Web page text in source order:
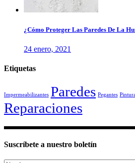
¿Cómo Proteger Las Paredes De La
24 enero, 2021
Etiquetas
Impermeabilizantes Paredes Pegantes
Reparaciones
Suscríbete a nuestro boletín